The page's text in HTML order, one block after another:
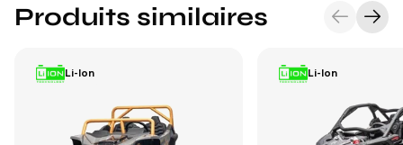
Produits similaires
Li-Ion Li-Ion